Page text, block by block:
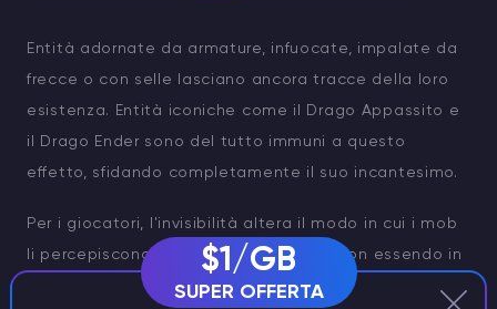
Entità adornate da armature, infuocate, impalate da
frecce o con selle lasciano ancora tracce della loro
esistenza. Entità iconiche come il Drago Appassito e
il Drago Ender sono del tutto immuni a questo
effetto, sfidando completamente il suo incantesimo.
Per i giocatori, l'invisibilità altera il modo in cui i mob
li percepiscono. Le creature ostili, pur non essendo in
grado di percepire immediatamente il giocatore,
$1/GB
SUPER OFFERTA